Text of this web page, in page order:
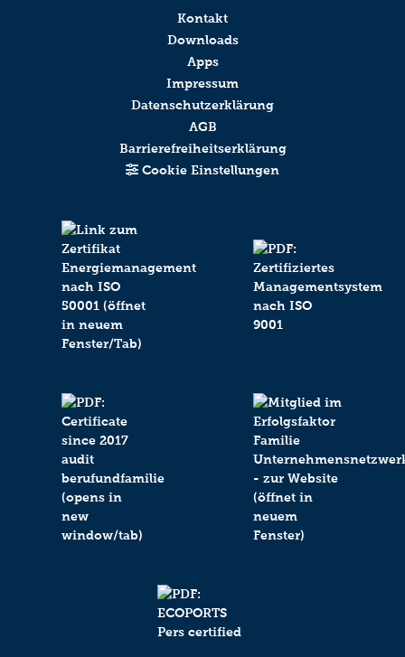
Kontakt
Downloads
Apps
Impressum
Datenschutzerklärung
AGB
Barrierefreiheitserklärung
Cookie Einstellungen